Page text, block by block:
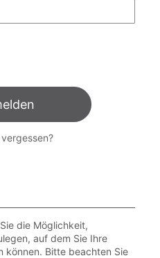
die Möglichkeit,
auf dem Sie Ihre
können. Bitte beachten Sie